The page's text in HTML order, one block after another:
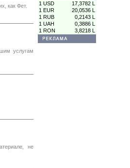
1 USD
17,3782 L
1 EUR
20,0536 L
1 RUB
0,2143 L
1 UAH
0,3886 L
1 RON
3,8218 L
как Фет.
услугам
не